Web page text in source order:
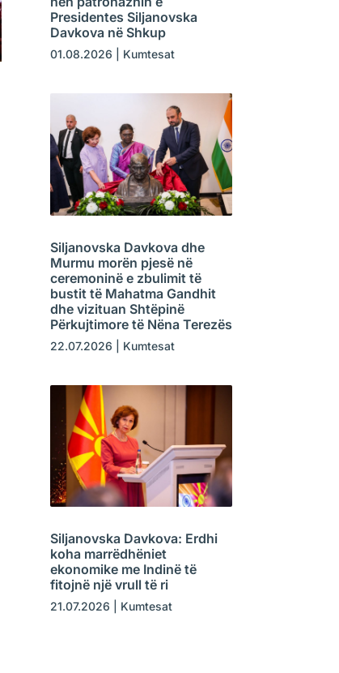
Presidentes Siljanovska
Davkova në Shkup
01.08.2026 Kumtesat
Siljanovska Davkova dhe
Murmu morën pjesë në
ceremoninë e zbulimit të
bustit të Mahatma Gandhit
dhe vizituan Shtëpinë
Përkujtimore të Nëna Terezës
22.07.2026 Kumtesat
Siljanovska Davkova: Erdhi
koha marrëdhëniet
ekonomike me Indinë të
fitojnë një vrull të ri
21.07.2026 Kumtesat